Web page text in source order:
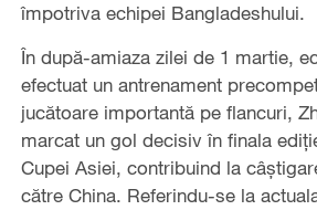
împotriva echipei Bangladeshului.
În după-amiaza zilei de 1 martie,
efectuat un antrenament
jucătoare importantă pe flancuri,
marcat un gol decisiv în finala
Cupei Asiei, contribuind la
către China. Referindu-se la